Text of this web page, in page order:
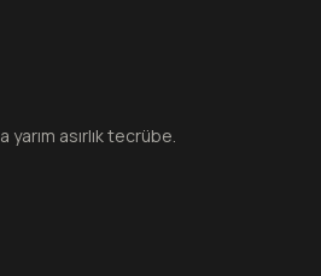
yarım asırlık tecrübe.